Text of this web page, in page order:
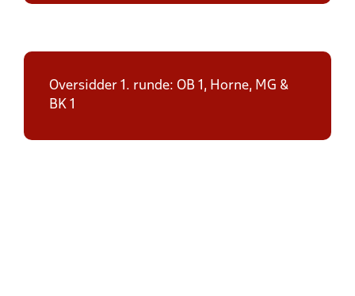
Oversidder 1. runde: OB 1, Horne, MG &
BK 1